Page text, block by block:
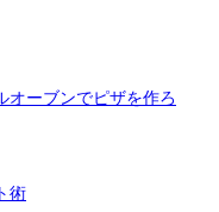
オーブンでピザを作ろ
術